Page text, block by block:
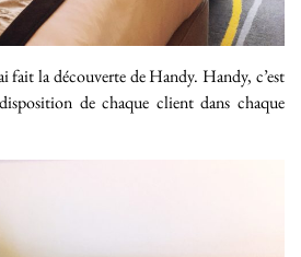
fait la découverte de Handy. Handy, c’est
de chaque client dans chaque